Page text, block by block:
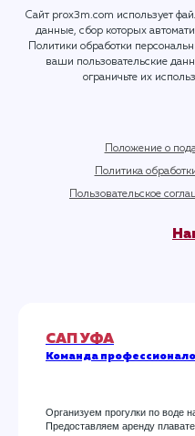
Сайт prox3m.com использует
данные, сбор которых
Политики обработки
ваши пользовательские
ограничьте их
Положение о
Политика
Пользовательское
САП УФА
Команда
Организуем прогулки по воде
Предоставляем аренду